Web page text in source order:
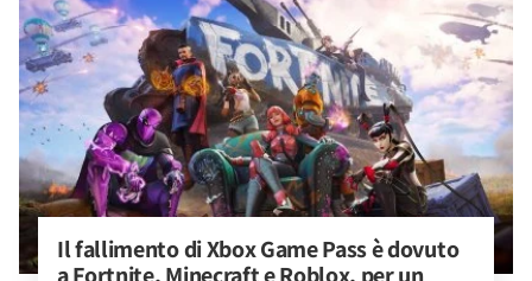
Il fallimento di Xbox Game Pass è dovuto